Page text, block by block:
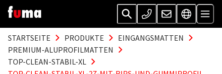
STARTSEITE PRODUKTE
EINGANGSMATTEN
PREMIUM-ALUPROFILMATTEN
TOP-CLEAN-STABIL-XL